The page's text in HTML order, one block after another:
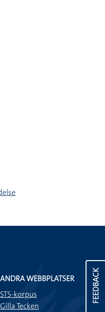
FEEDBACK
ANDRA WEBBPLATSER
STS-korpus
Gilla Tecken